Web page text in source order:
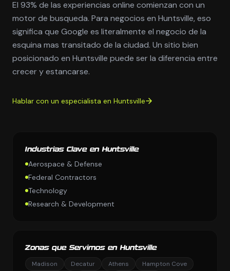
El 93% de las experiencias online comienzan con un
motor de busqueda. Para negocios en Huntsville, eso
significa que Google es literalmente el negocio de la
esquina mas transitado de la ciudad. Un sitio bien
posicionado en Huntsville puede ser la diferencia entre
crecer y estancarse.
Hablar con un especialista en Huntsville
Industrias Clave en Huntsville
Aerospace & Defense
Federal Contractors
Technology
Research & Development
Zonas que Servimos en Huntsville
Madison Decatur Athens
Hampton Cove